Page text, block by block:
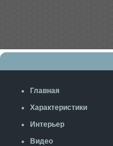
Главная
Характеристики
Интерьер
Видео